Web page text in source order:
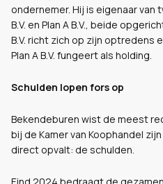
ondernemer. Hij is eigenaar van
B.V. en Plan A B.V., beide
B.V. richt zich op zijn optredens
Plan A B.V. fungeert als holding.
Schulden lopen fors op
Bekendeburen wist de meest
bij de Kamer van Koophandel
direct opvalt: de schulden.